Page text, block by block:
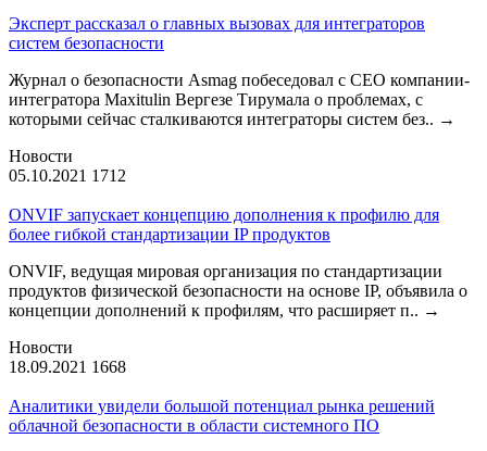
Эксперт рассказал о главных вызовах для интеграторов
систем безопасности
Журнал о безопасности Asmag побеседовал с CEO компании-
интегратора Maxitulin Вергезе Тирумала о проблемах, с
которыми сейчас сталкиваются интеграторы систем без.. →
Новости
05.10.2021 1712
ONVIF запускает концепцию дополнения к профилю для
более гибкой стандартизации IP продуктов
ONVIF, ведущая мировая организация по стандартизации
продуктов физической безопасности на основе IP, объявила о
концепции дополнений к профилям, что расширяет п.. →
Новости
18.09.2021 1668
Аналитики увидели большой потенциал рынка решений
облачной безопасности в области системного ПО